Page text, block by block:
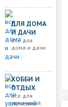
ДЛЯ ДОМА
И ДАЧИ
все для
дома и дачи
ХОББИ И
ОТДЫХ
все для
увлечений